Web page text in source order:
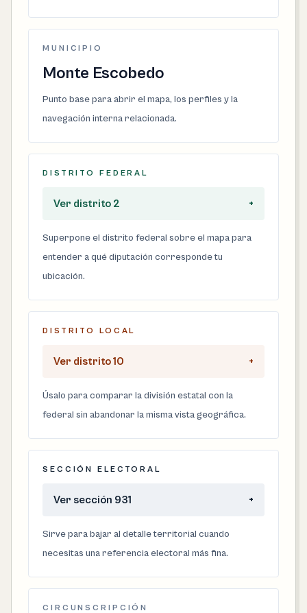
MUNICIPIO
Monte Escobedo
Punto base para abrir el mapa, los perfiles y la
navegación interna relacionada.
DISTRITO FEDERAL
Ver distrito 2 +
Superpone el distrito federal sobre el mapa para
entender a qué diputación corresponde tu
ubicación.
DISTRITO LOCAL
Ver distrito 10 +
Úsalo para comparar la división estatal con la
federal sin abandonar la misma vista geográfica.
SECCIÓN ELECTORAL
Ver sección 931 +
Sirve para bajar al detalle territorial cuando
necesitas una referencia electoral más fina.
CIRCUNSCRIPCIÓN